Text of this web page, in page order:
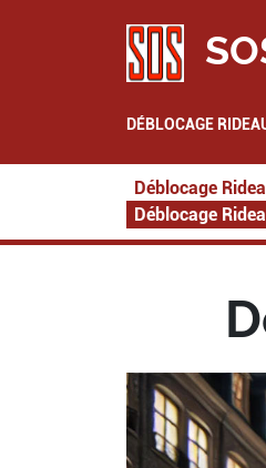
DÉBLOCAGE
Déblocage
Déblocage